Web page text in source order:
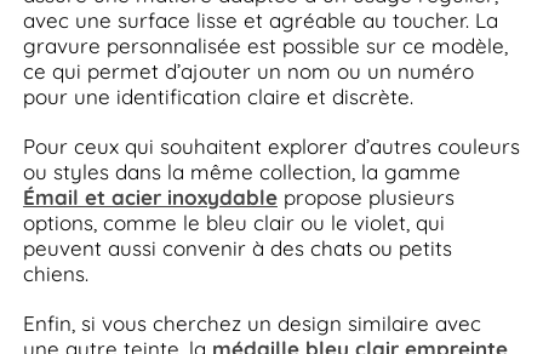
avec une surface lisse et agréable au toucher. La
gravure personnalisée est possible sur ce modèle,
ce qui permet d’ajouter un nom ou un numéro
pour une identification claire et discrète.
Pour ceux qui souhaitent explorer d’autres couleurs
ou styles dans la même collection, la gamme
Émail et acier inoxydablepropose plusieurs
options, comme le bleu clair ou le violet, qui
peuvent aussi convenir à des chats ou petits
chiens.
Enfin, si vous cherchez un design similaire avec